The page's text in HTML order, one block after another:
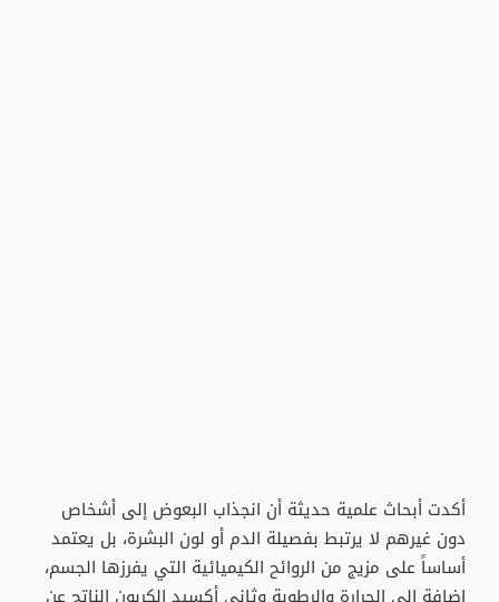
أكدت أبحاث علمية حديثة أن انجذاب البعوض إلى أشخاص
دون غيرهم لا يرتبط بفصيلة الدم أو لون البشرة، بل يعتمد
أساساً على مزيج من الروائح الكيميائية التي يفرزها الجسم،